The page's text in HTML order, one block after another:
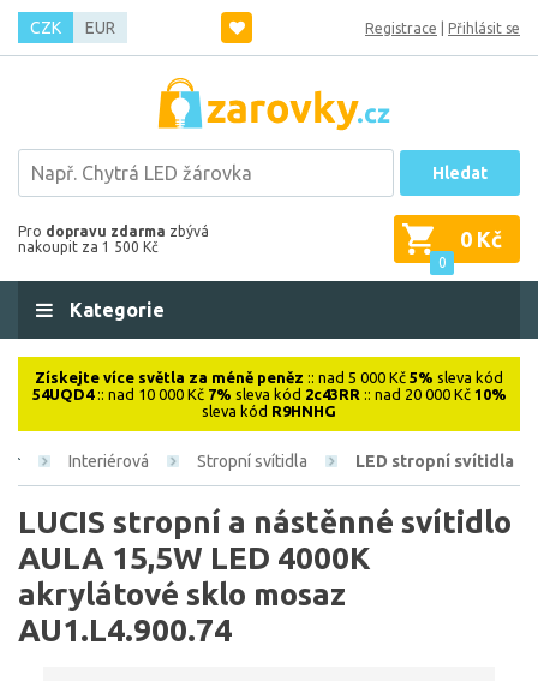
CZK EUR Registrace Přihlásit se
Hledat
Pro dopravu zdarma zbývá
nakoupit za 1 500 Kč
0
0 Kč
Kategorie
Získejte více světla za méně peněz :: nad 5 000 Kč 5% sleva kód
54UQD4:: nad 10 000 Kč 7% sleva kód 2c43RR :: nad 20 000 Kč 10%
sleva kód R9HNHG
Interiérová Stropní svítidla LED stropní svítidla
LUCIS stropní a nástěnné svítidlo
AULA 15,5W LED 4000K
akrylátové sklo mosaz
AU1.L4.900.74